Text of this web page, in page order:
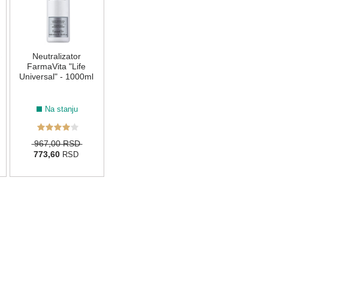
Neutralizator
FarmaVita "Life
Universal" - 1000ml
Na stanju
967,00 RSD
773,60 RSD